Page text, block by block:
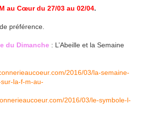
au Cœur du 27/03 au 02/04.
préférence.
du Dimanche : L’Abeille et la Semaine
2016/03/la-semaine-
la-f-m-au-
2016/03/le-symbole-l-